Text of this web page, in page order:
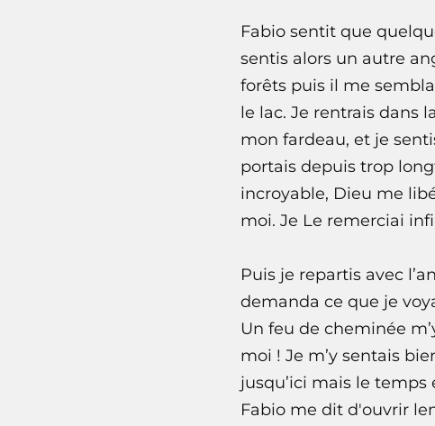
Fabio sentit que
sentis alors un autre
forêts puis il me
le lac. Je rentrais dans
mon fardeau, et je
portais depuis trop
incroyable, Dieu me
moi. Je Le remerciai
Puis je repartis avec
demanda ce que je
Un feu de cheminée
moi ! Je m’y sentais
jusqu’ici mais le
Fabio me dit d'ouvrir